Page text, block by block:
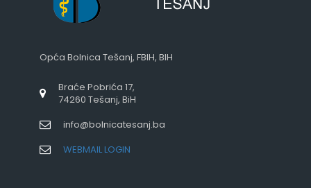
Opća Bolnica Tešanj, FBIH, BIH
Braće Pobrića 17,
74260 Tešanj, BiH
info@bolnicatesanj.ba
WEBMAIL LOGIN